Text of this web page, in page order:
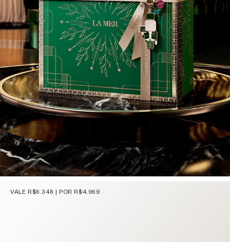
VALE R$6.348 | POR R$4.969